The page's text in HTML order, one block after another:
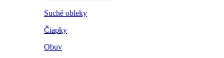
Suché obleky
Čiapky
Obuv